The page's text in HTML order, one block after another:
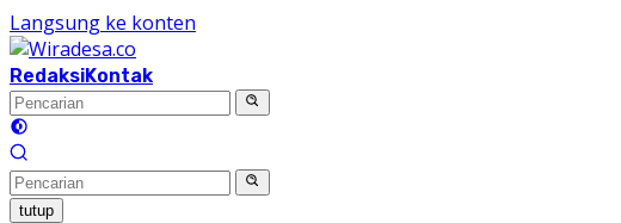
Langsung ke konten
RedaksiKontak
tutup